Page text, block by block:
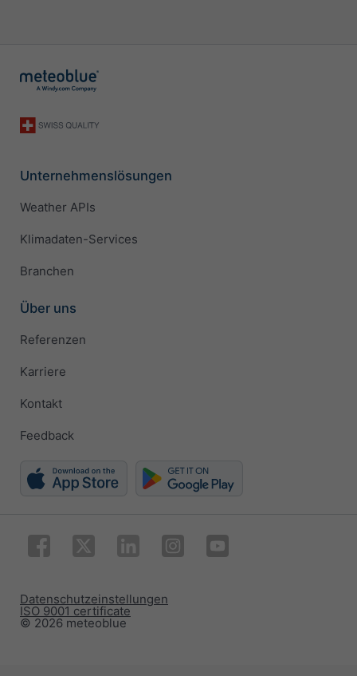
Unternehmenslösungen
Weather APIs
Klimadaten-Services
Branchen
Über uns
Referenzen
Karriere
Kontakt
Feedback
© 2026 meteoblue
ISO 9001 certificate
Datenschutzeinstellungen